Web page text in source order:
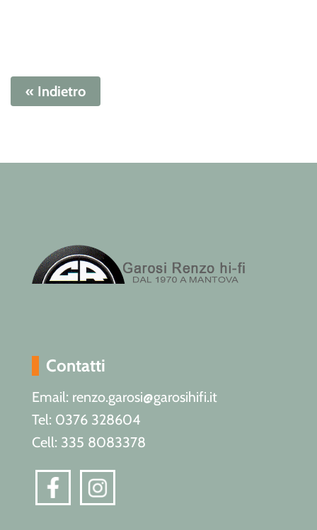
« Indietro
Contatti
Email: renzo.garosi@garosihifi.it
Tel: 0376 328604
Cell: 335 8083378